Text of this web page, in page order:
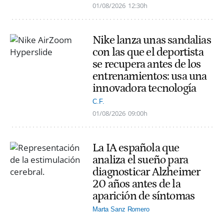
01/08/2026 12:30h
Nike lanza unas sandalias
con las que el deportista
se recupera antes de los
entrenamientos: usa una
innovadora tecnología
C.F.
01/08/2026 09:00h
La IA española que
analiza el sueño para
diagnosticar Alzheimer
20 años antes de la
aparición de síntomas
Marta Sanz Romero